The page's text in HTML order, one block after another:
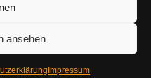
ansehen
Impressum